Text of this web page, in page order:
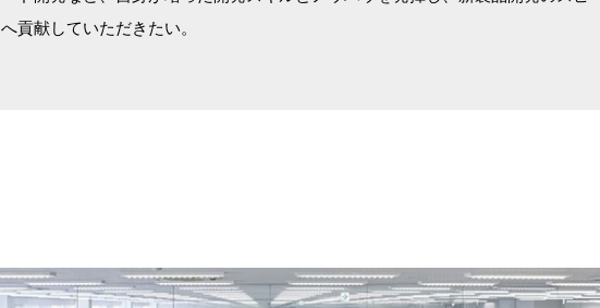
へ貢献していただきたい。